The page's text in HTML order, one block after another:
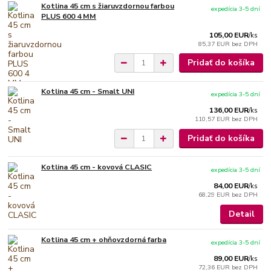
Kotlina 45 cm s žiaruvzdornou farbou
PLUS 600 4 MM
105,00 EUR/ks
85,37 EUR bez DPH
expedícia 3-5 dní
Pridať do košíka
Kotlina 45 cm - Smalt UNI
136,00 EUR/ks
110,57 EUR bez DPH
expedícia 3-5 dní
Pridať do košíka
Kotlina 45 cm - kovová CLASIC
84,00 EUR/ks
68,29 EUR bez DPH
expedícia 3-5 dní
Detail
Kotlina 45 cm + ohňovzdorná farba
89,00 EUR/ks
72,36 EUR bez DPH
expedícia 3-5 dní